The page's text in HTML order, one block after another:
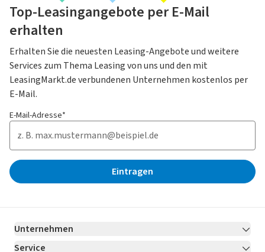
Top-Leasingangebote per E-Mail
erhalten
Erhalten Sie die neuesten Leasing-Angebote und weitere
Services zum Thema Leasing von uns und den mit
LeasingMarkt.de verbundenen Unternehmen kostenlos per
E-Mail.
E-Mail-Adresse*
Eintragen
Unternehmen
Service